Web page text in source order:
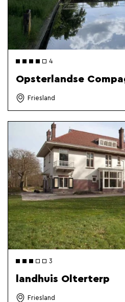
4
Opsterlandse
Friesland
3
landhuis Olterterp
Friesland